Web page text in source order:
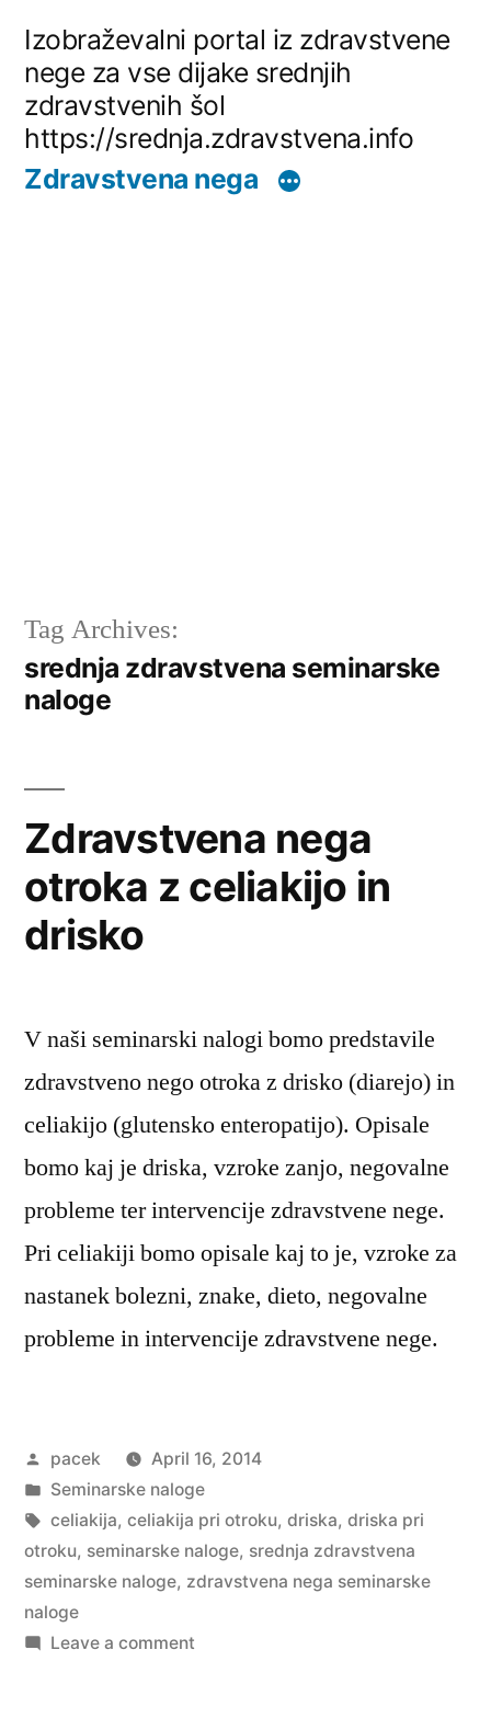
content
Izobraževalni portal iz zdravstvene
nege za vse dijake srednjih
zdravstvenih šol
https://srednja.zdravstvena.info
Zdravstvena nega
Tag Archives:
srednja zdravstvena seminarske
naloge
Zdravstvena nega
otroka z celiakijo in
drisko
V naši seminarski nalogi bomo predstavile
zdravstveno nego otroka z drisko (diarejo) in
celiakijo (glutensko enteropatijo). Opisale
bomo kaj je driska, vzroke zanjo, negovalne
probleme ter intervencije zdravstvene nege.
Pri celiakiji bomo opisale kaj to je, vzroke za
nastanek bolezni, znake, dieto, negovalne
probleme in intervencije zdravstvene nege.
Posted
by
pacek
April 16, 2014
Posted
in
Seminarske naloge
Tags:
celiakija, celiakija pri otroku, driska, driska pri
otroku, seminarske naloge, srednja zdravstvena
seminarske naloge, zdravstvena nega seminarske
naloge
Leave a commenton